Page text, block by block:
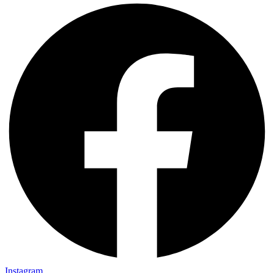
Instagram